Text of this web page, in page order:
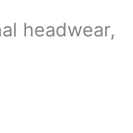
headwear,